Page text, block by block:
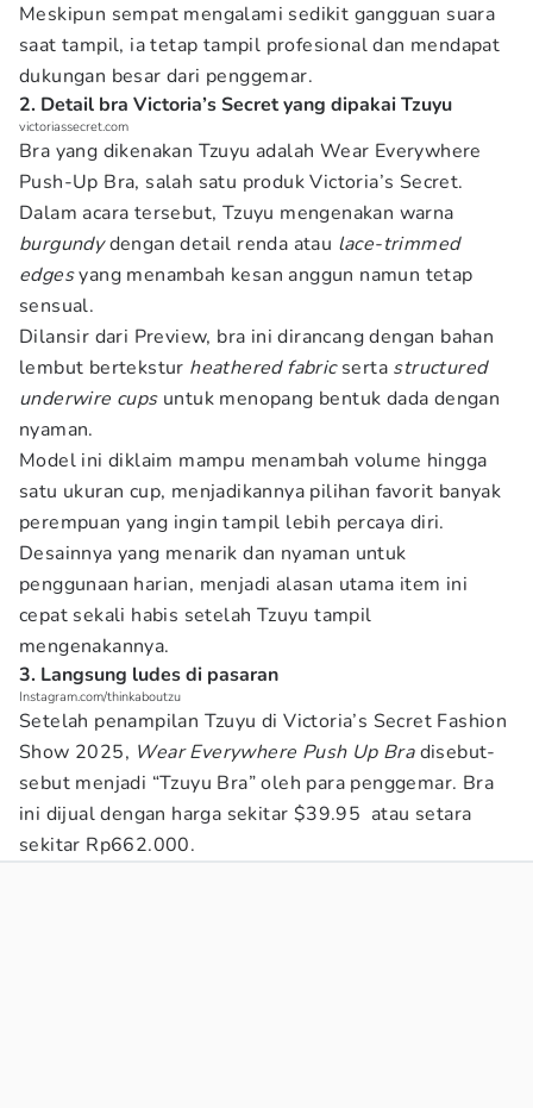
Meskipun sempat mengalami sedikit gangguan suara
saat tampil, ia tetap tampil profesional dan mendapat
dukungan besar dari penggemar.
2. Detail bra Victoria’s Secret yang dipakai Tzuyu
victoriassecret.com
Bra yang dikenakan Tzuyu adalah Wear Everywhere
Push-Up Bra, salah satu produk Victoria’s Secret.
Dalam acara tersebut, Tzuyu mengenakan warna
burgundydengan detail renda atau lace-trimmed
edgesyang menambah kesan anggun namun tetap
sensual.
Dilansir dari Preview, bra ini dirancang dengan bahan
lembut bertekstur heathered fabricserta structured
underwire cupsuntuk menopang bentuk dada dengan
nyaman.
Model ini diklaim mampu menambah volume hingga
satu ukuran cup, menjadikannya pilihan favorit banyak
perempuan yang ingin tampil lebih percaya diri.
Desainnya yang menarik dan nyaman untuk
penggunaan harian, menjadi alasan utama item ini
cepat sekali habis setelah Tzuyu tampil
mengenakannya.
3. Langsung ludes di pasaran
Instagram.com/thinkaboutzu
Setelah penampilan Tzuyu di Victoria’s Secret Fashion
Show 2025, Wear Everywhere Push Up Bradisebut-
sebut menjadi “Tzuyu Bra” oleh para penggemar. Bra
ini dijual dengan harga sekitar $39.95 atau setara
sekitar Rp662.000.